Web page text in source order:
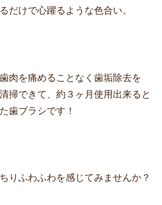
だけで心躍るような色合い。
肉を痛めることなく歯垢除去を
掃できて、約３ヶ月使用出来ると
歯ブラシです！
りふわふわを感じてみませんか？